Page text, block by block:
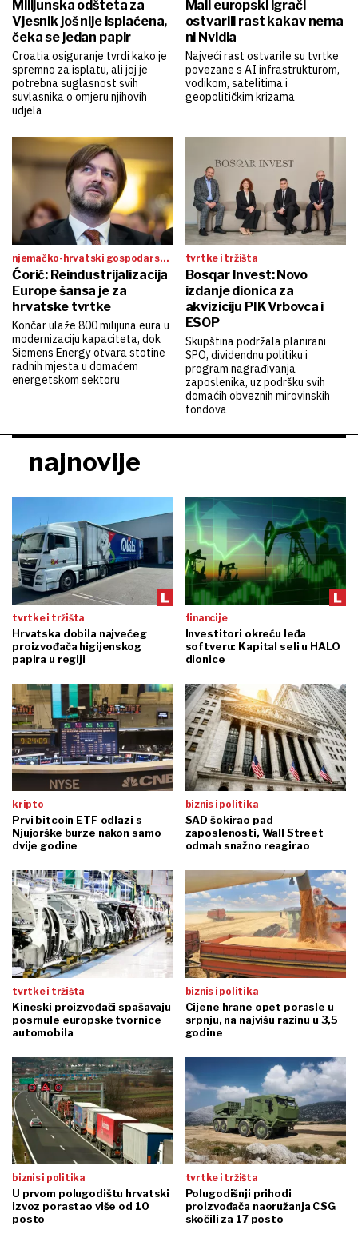
Milijunska odšteta za
Vjesnik još nije isplaćena,
čeka se jedan papir
Croatia osiguranje tvrdi kako je
spremno za isplatu, ali joj je
potrebna suglasnost svih
suvlasnika o omjeru njihovih
udjela
Mali europski igrači
ostvarili rast kakav nema
ni Nvidia
Najveći rast ostvarile su tvrtke
povezane s AI infrastrukturom,
vodikom, satelitima i
geopolitičkim krizama
njemačko-hrvatski gospodarski
forum
Ćorić: Reindustrijalizacija
Europe šansa je za
hrvatske tvrtke
Končar ulaže 800 milijuna eura u
modernizaciju kapaciteta, dok
Siemens Energy otvara stotine
radnih mjesta u domaćem
energetskom sektoru
tvrtke i tržišta
Bosqar Invest: Novo
izdanje dionica za
akviziciju PIK Vrbovca i
ESOP
Skupština podržala planirani
SPO, dividendnu politiku i
program nagrađivanja
zaposlenika, uz podršku svih
domaćih obveznih mirovinskih
fondova
najnovije
tvrtke i tržišta
Hrvatska dobila najvećeg
proizvođača higijenskog
papira u regiji
financije
Investitori okreću leđa
softveru: Kapital seli u HALO
dionice
kripto
Prvi bitcoin ETF odlazi s
Njujorške burze nakon samo
dvije godine
biznis i politika
SAD šokirao pad
zaposlenosti, Wall Street
odmah snažno reagirao
tvrtke i tržišta
Kineski proizvođači spašavaju
posrnule europske tvornice
automobila
biznis i politika
Cijene hrane opet porasle u
srpnju, na najvišu razinu u 3,5
godine
biznis i politika
U prvom polugodištu hrvatski
izvoz porastao više od 10
posto
tvrtke i tržišta
Polugodišnji prihodi
proizvođača naoružanja CSG
skočili za 17 posto